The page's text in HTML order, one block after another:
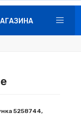
5258744,